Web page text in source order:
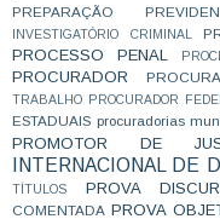
PREPARAÇÃO
INVESTIGATÓRIO CRIMINAL
PROCESSO PENAL
PROCURADOR
TRABALHO
PROCURADOR
ESTADUAIS procuradorias
PROMOTOR DE
INTERNACIONAL DE
TÍTULOS
PROVA
COMENTADA PROVA